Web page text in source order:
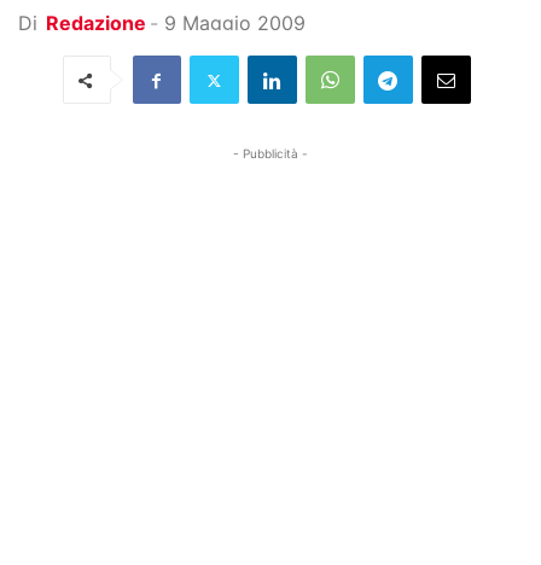
Di Redazione - 9 Maggio 2009
- Pubblicità -